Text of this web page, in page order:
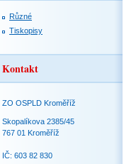
Různé
Tiskopisy
Kontakt
ZO OSPLD Kroměříž
Skopalíkova 2385/45
767 01 Kroměříž
IČ: 603 82 830